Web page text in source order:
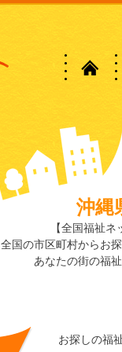
沖縄
【全国福祉
全国の市区町村からお
あなたの街の福
お探しの福